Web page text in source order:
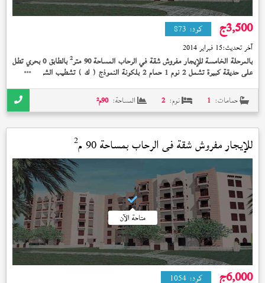
3,500ج كود: 873
آخر تحديث:15 فبراير 2014
بالمرحلة الخامسة للإيجار مفروش شقة في الرحاب المساحة 90 متر 2 بالطابق 0 بحري تطل
على حديقة كبيرة تشمل 2 نوم 1 حمام 2 بلكونة النموذج ( ك ) تشطيب الشركة الوديعة
حمامات: 1 نوم: 2 المساحة: 90م²
للإيجار مفروش شقة فيالرحاببمساحة 90 م 2
متاحة الآن
6,000ج كود: 1054